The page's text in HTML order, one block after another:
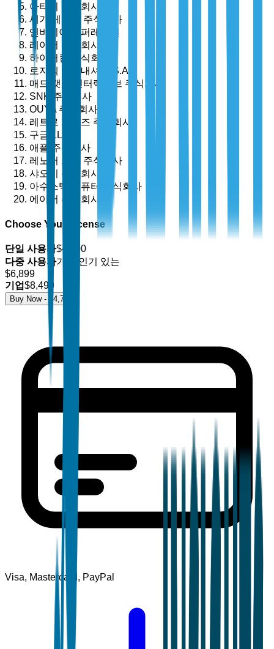
아타리 주식회사
세가 게임즈 주식회사
엔비디아 코퍼레이션
레이저 주식회사
하이퍼킨 주식회사
로지텍 인터내셔널 S.A.
매드 캣츠 인터랙티브 주식회사
SNK 주식회사
OUYA 주식회사
레트로 게임즈 주식회사
구글 LLC
애플 주식회사
레노버 그룹 주식회사
샤오미 주식회사
아수스텍 컴퓨터 주식회사
에이서 주식회사
Choose Your License
단일 사용자$4,700
다중 사용자가장 인기 있는
$6,899
기업$8,499
Buy Now - $ 4,700
Visa, Mastercard, PayPal